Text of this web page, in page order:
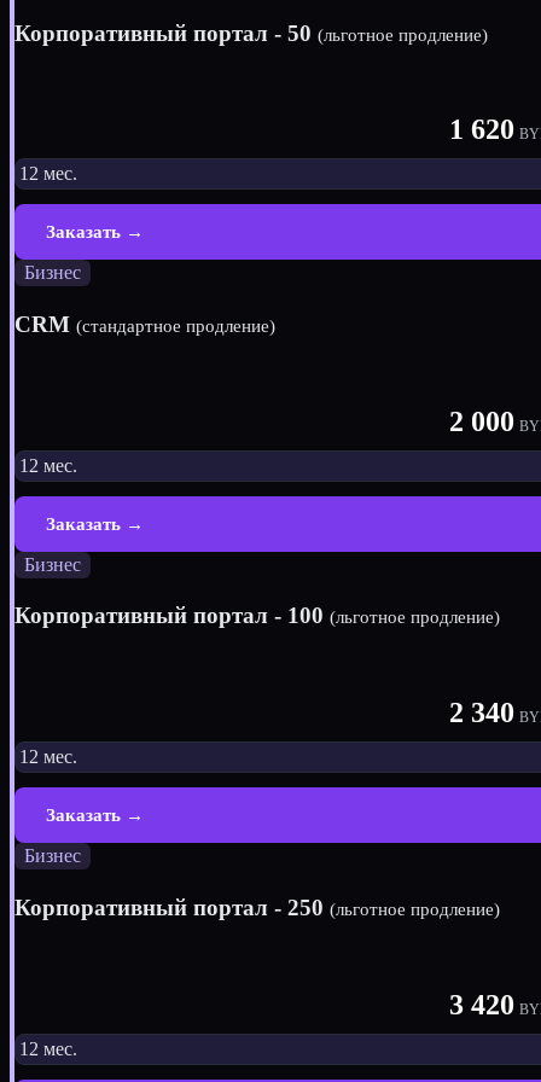
Корпоративный портал - 50 (льготное продление)
1 620
12 мес.
Заказать →
Бизнес
CRM (стандартное продление)
2 000
12 мес.
Заказать →
Бизнес
Корпоративный портал - 100 (льготное продление)
2 340
12 мес.
Заказать →
Бизнес
Корпоративный портал - 250 (льготное продление)
3 420
12 мес.